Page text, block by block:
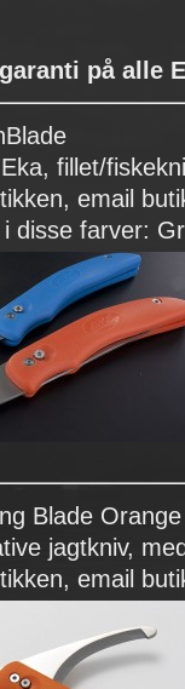
på alle
fillet/
email
disse farver:
Blade
jagtkniv,
email